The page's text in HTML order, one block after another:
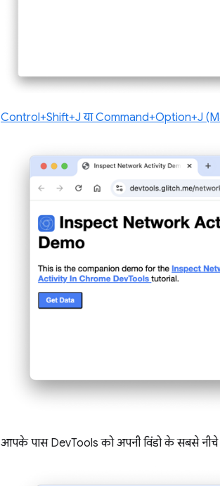
Control+Shift+J या Command+Option+J
आपके पास DevTools को अपनी विंडो के सबसे